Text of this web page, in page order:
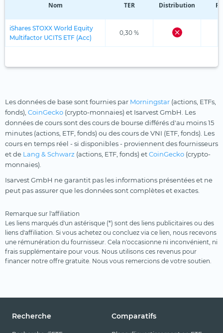
Nom TER Distribution
iShares STOXX World Equity
Multifactor UCITS ETF (Acc)
0,30 %
Les données de base sont fournies par Morningstar (actions, ETFs,
fonds), CoinGecko (crypto-monnaies) et Isarvest GmbH. Les
données de cours sont des cours de bourse différés d'au moins 15
minutes (actions, ETF, fonds) ou des cours de VNI (ETF, fonds). Les
cours en temps réel - si disponibles - proviennent des fournisseurs
et de Lang & Schwarz (actions, ETF, fonds) etCoinGecko (crypto-
monnaies).
Isarvest GmbH ne garantit pas les informations présentées et ne
peut pas assurer que les données sont complètes et exactes.
Remarque sur l'affiliation
Les liens marqués d'un astérisque (*) sont des liens publicitaires ou des
liens d'affiliation. Si vous achetez ou concluez via ce lien, nous recevons
une rémunération du fournisseur. Cela n'occasionne ni inconvénient, ni
frais supplémentaire pour vous. Nous utilisons ces revenus pour
financer notre offre gratuite. Nous vous remercions de votre soutien.
Recherche Comparatifs